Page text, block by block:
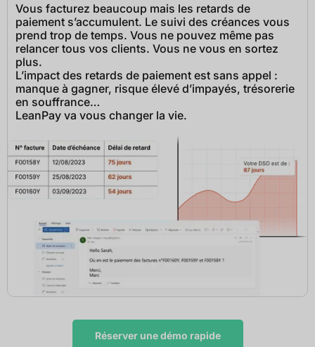
Vous facturez beaucoup mais les retards de
paiement s’accumulent. Le suivi des créances vous
prend trop de temps. Vous ne pouvez même pas
relancer tous vos clients. Vous ne vous en sortez
plus.
L’impact des retards de paiement est sans appel :
manque à gagner, risque élevé d’impayés, trésorerie
en souffrance…
LeanPay va vous changer la vie.
Réserver une démo rapide